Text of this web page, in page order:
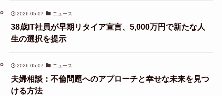
2026-05-07 ニュース
38歳IT社員が早期リタイア宣言、5,000万円で新たな人
生の選択を提示
2026-05-07 ニュース
夫婦相談：不倫問題へのアプローチと幸せな未来を見つ
ける方法